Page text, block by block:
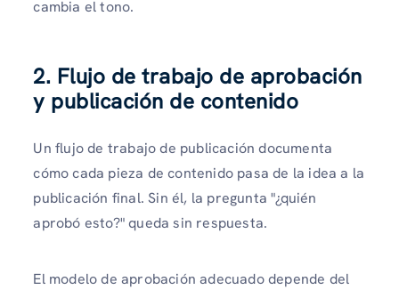
cambia el tono.
2. Flujo de trabajo de aprobación
y publicación de contenido
Un flujo de trabajo de publicación documenta
cómo cada pieza de contenido pasa de la idea a la
publicación final. Sin él, la pregunta "¿quién
aprobó esto?" queda sin respuesta.
El modelo de aprobación adecuado depende del